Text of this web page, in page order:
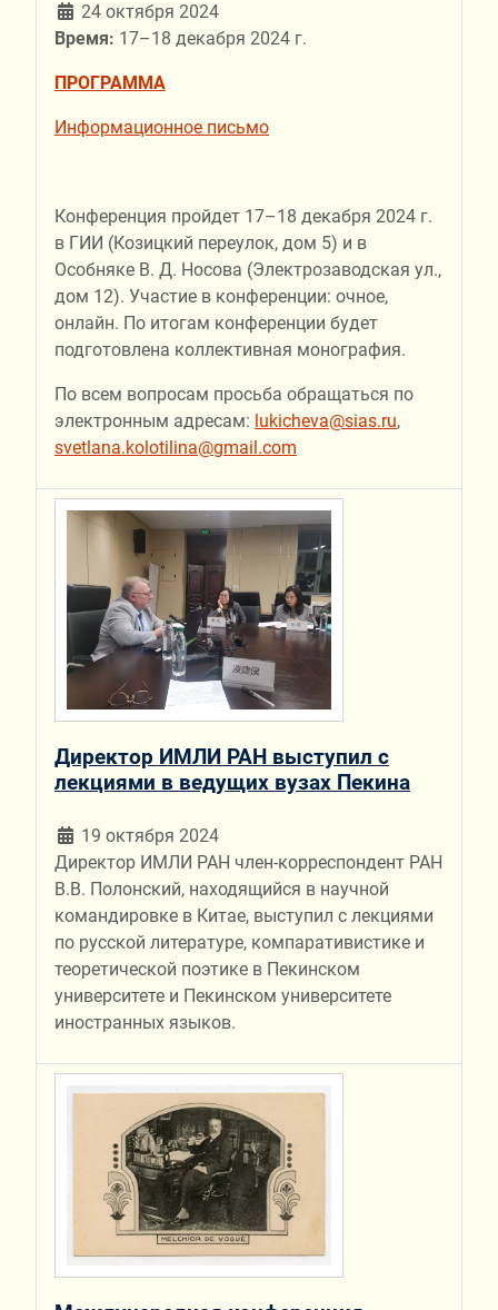
24 октября 2024
Время: 17–18 декабря 2024 г.
ПРОГРАММА
Информационное письмо
Конференция пройдет 17–18 декабря 2024 г.
в ГИИ (Козицкий переулок, дом 5) и в
Особняке В. Д. Носова (Электрозаводская ул.,
дом 12). Участие в конференции: очное,
онлайн. По итогам конференции будет
подготовлена коллективная монография.
По всем вопросам просьба обращаться по
электронным адресам: lukicheva@sias.ru,
svetlana.kolotilina@gmail.com
Директор ИМЛИ РАН выступил с
лекциями в ведущих вузах Пекина
19 октября 2024
Директор ИМЛИ РАН член-корреспондент РАН
В.В. Полонский, находящийся в научной
командировке в Китае, выступил с лекциями
по русской литературе, компаративистике и
теоретической поэтике в Пекинском
университете и Пекинском университете
иностранных языков.